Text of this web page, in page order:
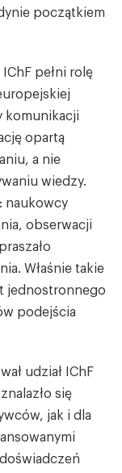
początkiem
pełni rolę
komunikacji
opartą
a nie
wiedzy.
naukowcy
obserwacji
Właśnie takie
jednostronnego
podejścia
udział IChF
się
jak i dla